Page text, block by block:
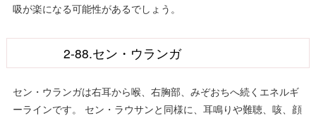
吸が楽になる可能性があるでしょう。
2-88.セン・ウランガ
セン・ウランガは右耳から喉、右胸部、みぞおちへ続くエネルギ
ーラインです。 セン・ラウサンと同様に、耳鳴りや難聴、咳、顔